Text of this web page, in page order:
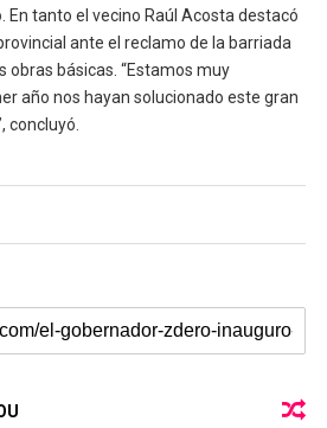
En tanto el vecino Raúl Acosta destacó
ante el reclamo de la barriada
obras básicas. “Estamos muy
año nos hayan solucionado este gran
concluyó.